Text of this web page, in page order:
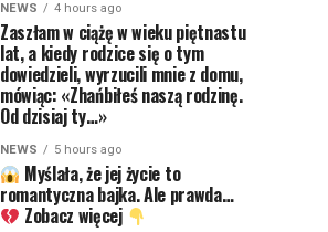
NEWS 4 hours ago
Zaszłam w ciążę w wieku piętnastu
lat, a kiedy rodzice się o tym
dowiedzieli, wyrzucili mnie z domu,
mówiąc: «Zhańbiłeś naszą rodzinę.
Od dzisiaj ty…»
NEWS 5 hours ago
Myślała, że jej życie to
romantyczna bajka. Ale prawda…
Zobacz więcej